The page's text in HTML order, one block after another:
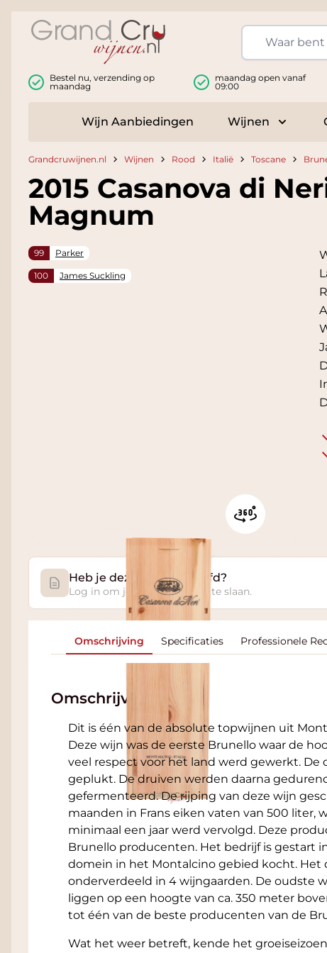
Bestel nu, verzending op
maandag
maandag open vanaf
09:00
Wijn Aanbiedingen Wijnen
Toggle
Grandcruwijnen.nl Wijnen Rood Italië Toscane
2015 Casanova di
Magnum
99 Parker
100 James Suckling
Heb je deze wijn geproefd?
Log in om je proefnotitie op te slaan.
Omschrijving Specificaties Professionele
Omschrijving
Dit is één van de absolute topwijnen uit
Deze wijn was de eerste Brunello waar de
veel respect voor het land werd gewerkt.
geplukt. De druiven werden daarna
gefermenteerd. De rijping van deze wijn
maanden in Frans eiken vaten van 500 liter,
minimaal een jaar werd vervolgd. Deze
Brunello producenten. Het bedrijf is gestart
domein in het Montalcino gebied kocht. Het
onderverdeeld in 4 wijngaarden. De oudste
liggen op een hoogte van ca. 350 meter
tot één van de beste producenten van de
Wat het weer betreft, kende het